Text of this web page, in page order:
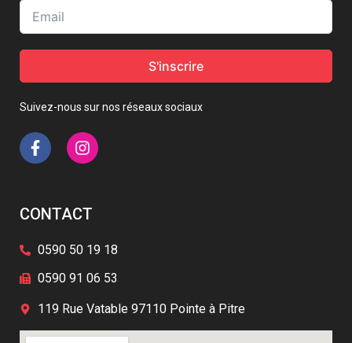
S'inscrire
Suivez-nous sur nos réseaux sociaux
CONTACT
0590 50 19 18
0590 91 06 53
119 Rue Vatable 97110 Pointe à Pitre